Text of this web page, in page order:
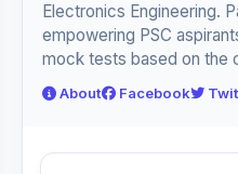
Electronics Engineering.
empowering PSC
mock tests based on the
About Facebook